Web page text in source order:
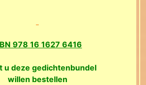
978 16 1627 6416
u deze gedichtenbundel
willen bestellen